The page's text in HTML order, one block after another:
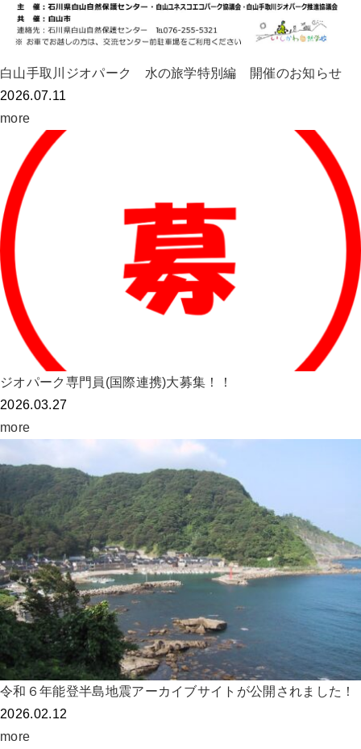
白山手取川ジオパーク 水の旅学特別編 開催のお知らせ
2026.07.11
more
ジオパーク専門員(国際連携)大募集！！
2026.03.27
more
令和６年能登半島地震アーカイブサイトが公開されました！
2026.02.12
more